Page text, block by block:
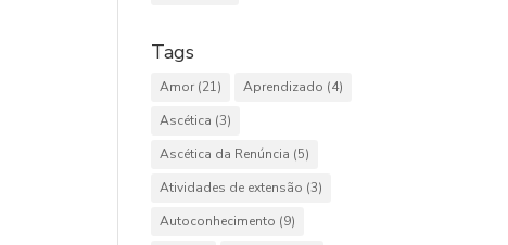
Tags
Amor (21) Aprendizado (4)
Ascética (3)
Ascética da Renúncia (5)
Atividades de extensão (3)
Autoconhecimento (9)